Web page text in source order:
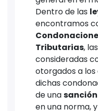
Dentro de las
encontramos
Tributarias,
consideradas
otorgados a
dichas
de una
en una norma,